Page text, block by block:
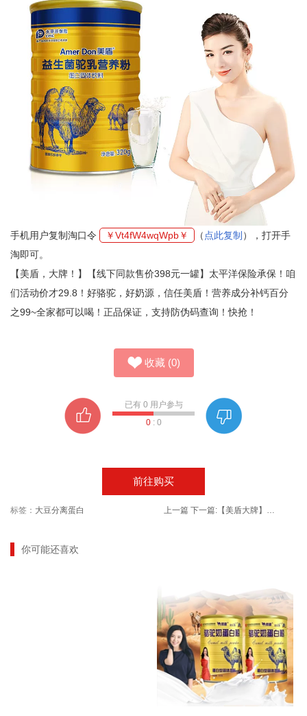
手机用户复制淘口令 ￥Vt4fW4wqWpb￥ （ 点此复制 ），打开手
淘即可。
【美盾，大牌！】【线下同款售价398元一罐】太平洋保险承保！咱
们活动价才29.8！好骆驼，好奶源，信任美盾！营养成分补钙百分
之99~全家都可以喝！正品保证，支持防伪码查询！快抢！
收藏 (0)
已有 0 用户参与
0: 0
前往购买
标签： 大豆分离蛋白 上一篇 下一篇: 【美盾大牌】益生菌驼奶粉320g
你可能还喜欢